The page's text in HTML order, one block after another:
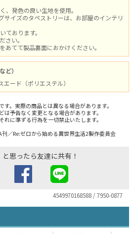
、発色の良い生地を使用。
イズのタペストリーは、お部屋のインテリ
ております。
さい。
てて製品裏面におかけください。
ど）
エード（ポリエステル）
。実際の商品とは異なる場合があります。
予告なく変更となる場合があります。
に準ずる行為を一切禁止いたします。
／Re:ゼロから始める異世界生活2製作委員会
と思ったら友達に共有！
4549970168588 / 7950-0877